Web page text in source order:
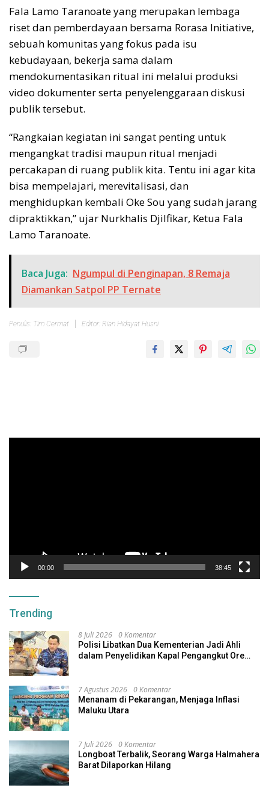
Fala Lamo Taranoate yang merupakan lembaga
riset dan pemberdayaan bersama Rorasa Initiative,
sebuah komunitas yang fokus pada isu
kebudayaan, bekerja sama dalam
mendokumentasikan ritual ini melalui produksi
video dokumenter serta penyelenggaraan diskusi
publik tersebut.
“Rangkaian kegiatan ini sangat penting untuk
mengangkat tradisi maupun ritual menjadi
percakapan di ruang publik kita. Tentu ini agar kita
bisa mempelajari, merevitalisasi, dan
menghidupkan kembali Oke Sou yang sudah jarang
dipraktikkan,” ujar Nurkhalis Djilfikar, Ketua Fala
Lamo Taranoate.
Baca Juga: Ngumpul di Penginapan, 8 Remaja
Diamankan Satpol PP Ternate
Penulis: Tim Cermat Editor: Rian Hidayat Husni
00:00 38:45
Trending
8 Juli 2026 0 Komentar
Polisi Libatkan Dua Kementerian Jadi Ahli
dalam Penyelidikan Kapal Pengangkut Ore
7 Agustus 2026 0 Komentar
Menanam di Pekarangan, Menjaga Inflasi
Maluku Utara
7 Juli 2026 0 Komentar
Longboat Terbalik, Seorang Warga Halmahera
Barat Dilaporkan Hilang